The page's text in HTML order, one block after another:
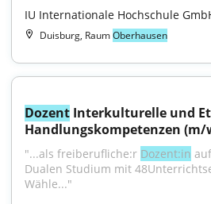
IU Internationale Hochschule
Duisburg, RaumOberhausen
Dozent Interkulturelle und
Handlungskompetenzen (m/
"...als freiberufliche:r Dozent:in
Dualen Studium mit
Wähle..."